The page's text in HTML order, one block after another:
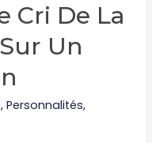
Cri De La
Un
,Personnalités,